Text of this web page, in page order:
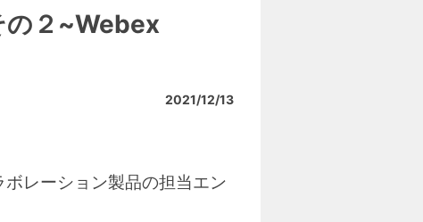
２~Webex
2021/12/13
レーション製品の担当エン